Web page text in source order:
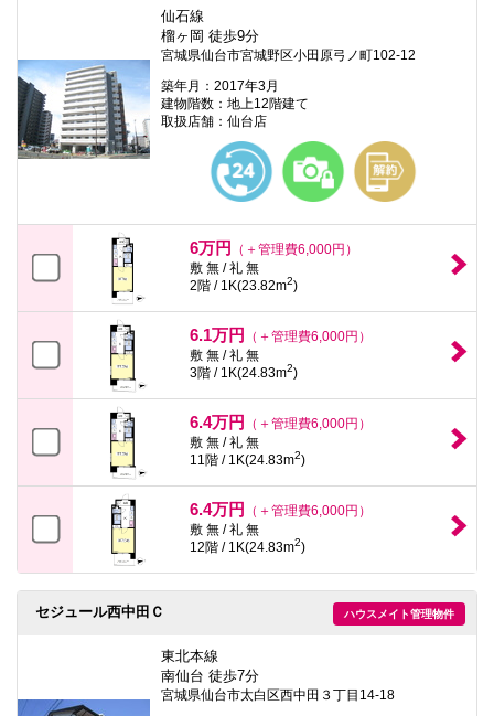
仙石線
榴ヶ岡 徒歩9分
宮城県仙台市宮城野区小田原弓ノ町102-12
築年月：2017年3月
建物階数：地上12階建て
取扱店舗：仙台店
6万円
（＋管理費6,000円）
敷 無 / 礼 無
2階 / 1K(23.82m2)
6.1万円
（＋管理費6,000円）
敷 無 / 礼 無
3階 / 1K(24.83m2)
6.4万円
（＋管理費6,000円）
敷 無 / 礼 無
11階 / 1K(24.83m2)
6.4万円
（＋管理費6,000円）
敷 無 / 礼 無
12階 / 1K(24.83m2)
ハウスメイト管理物件
セジュール西中田Ｃ
東北本線
南仙台 徒歩7分
宮城県仙台市太白区西中田３丁目14-18